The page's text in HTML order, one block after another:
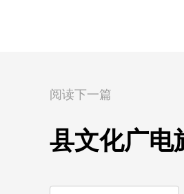
阅读下一篇
县文化广电